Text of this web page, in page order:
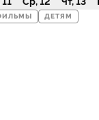
ДЕТЯМ